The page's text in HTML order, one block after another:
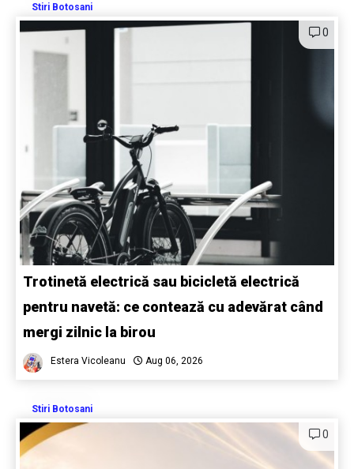
Stiri Botosani
0
Trotinetă electrică sau bicicletă electrică
pentru navetă: ce contează cu adevărat când
mergi zilnic la birou
Estera Vicoleanu Aug 06, 2026
Stiri Botosani
0